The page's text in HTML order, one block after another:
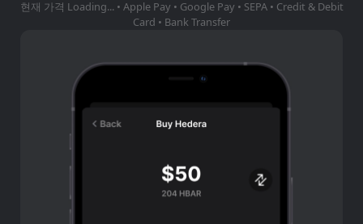
현재 가격 Loading... • Apple Pay • Google Pay • SEPA • Credit & Debit
Card • Bank Transfer